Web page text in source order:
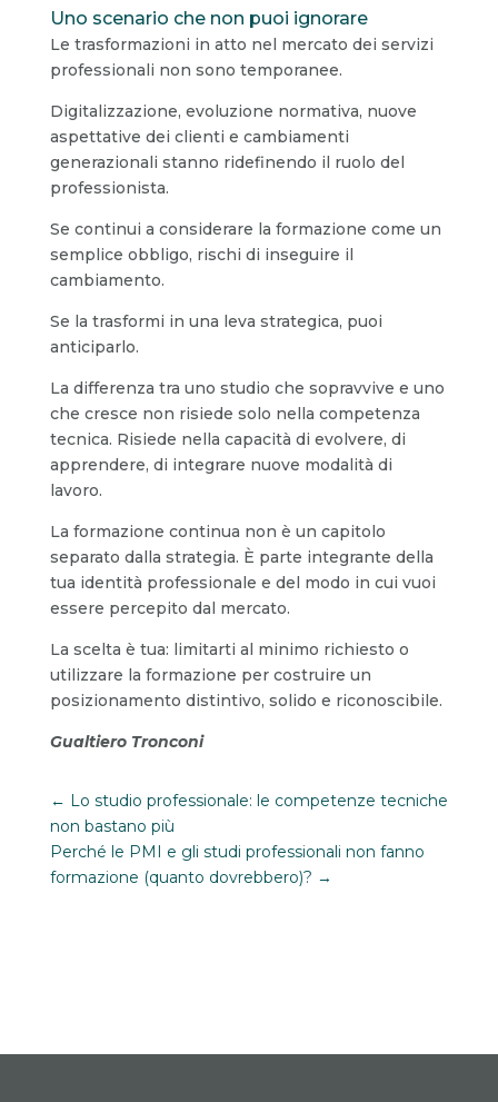
Uno scenario che non puoi ignorare
Le trasformazioni in atto nel mercato dei servizi
professionali non sono temporanee.
Digitalizzazione, evoluzione normativa, nuove
aspettative dei clienti e cambiamenti
generazionali stanno ridefinendo il ruolo del
professionista.
Se continui a considerare la formazione come un
semplice obbligo, rischi di inseguire il
cambiamento.
Se la trasformi in una leva strategica, puoi
anticiparlo.
La differenza tra uno studio che sopravvive e uno
che cresce non risiede solo nella competenza
tecnica. Risiede nella capacità di evolvere, di
apprendere, di integrare nuove modalità di
lavoro.
La formazione continua non è un capitolo
separato dalla strategia. È parte integrante della
tua identità professionale e del modo in cui vuoi
essere percepito dal mercato.
La scelta è tua: limitarti al minimo richiesto o
utilizzare la formazione per costruire un
posizionamento distintivo, solido e riconoscibile.
Gualtiero Tronconi
← Lo studio professionale: le competenze tecniche
non bastano più
Perché le PMI e gli studi professionali non fanno
formazione (quanto dovrebbero)? →